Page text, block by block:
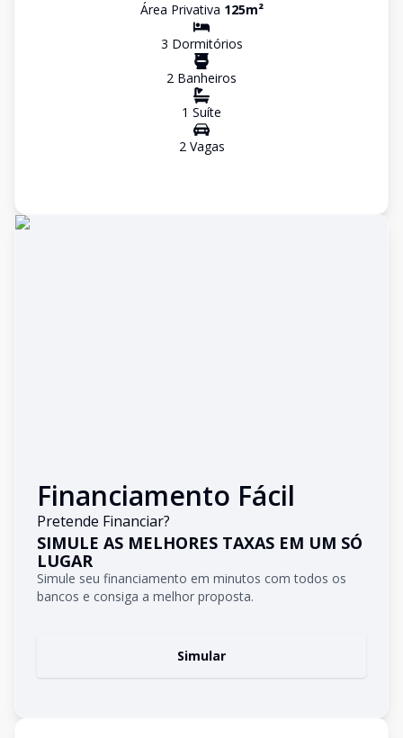
Área Privativa 125m²
3 Dormitórios
2 Banheiros
1 Suíte
2Vagas
Financiamento Fácil
Pretende Financiar?
SIMULE AS MELHORES TAXAS EM UM SÓ
LUGAR
Simule seu financiamento em minutos com todos os
bancos e consiga a melhor proposta.
Simular